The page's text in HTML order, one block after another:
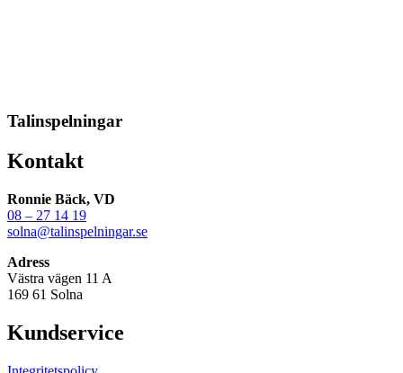
Talinspelningar
Kontakt
Ronnie Bäck, VD
08 – 27 14 19
solna@talinspelningar.se
Adress
Västra vägen 11 A
169 61 Solna
Kundservice